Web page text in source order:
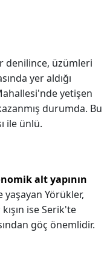
denilince, üzümleri
yer aldığı
yetişen
durumda. Bu
ile ünlü.
alt yapının
yaşayan Yörükler,
ise Serik'te
göç önemlidir.